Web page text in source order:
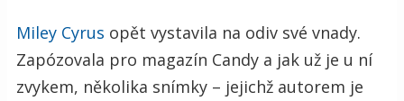
Miley Cyrus opět vystavila na odiv své vnady.
Zapózovala pro magazín Candy a jak už je u ní
zvykem, několika snímky – jejichž autorem je